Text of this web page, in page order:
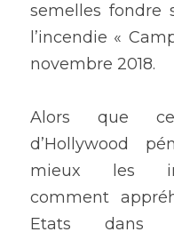
semelles fondre
l’incendie «
novembre 2018.
Alors que
d’Hollywood
mieux les
comment
Etats dans